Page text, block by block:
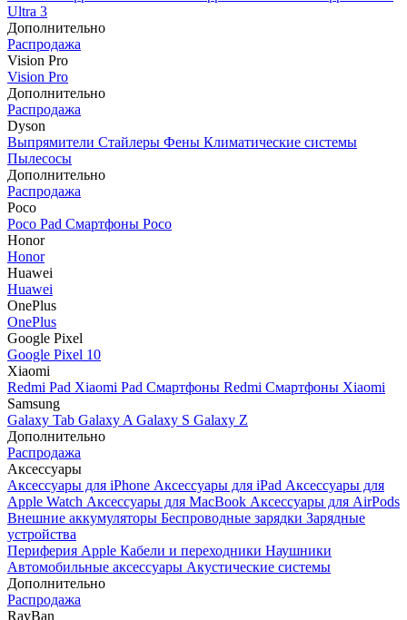
Ultra 3
Дополнительно
Распродажа
Vision Pro
Vision Pro
Дополнительно
Распродажа
Dyson
Выпрямители Стайлеры Фены Климатические системы
Пылесосы
Дополнительно
Распродажа
Poco
Poco Pad Смартфоны Poco
Honor
Honor
Huawei
Huawei
OnePlus
OnePlus
Google Pixel
Google Pixel 10
Xiaomi
Redmi Pad Xiaomi Pad Смартфоны Redmi Смартфоны Xiaomi
Samsung
Galaxy Tab Galaxy A Galaxy S Galaxy Z
Дополнительно
Распродажа
Аксессуары
Аксессуары для iPhone Аксессуары для iPad Аксессуары для
Apple Watch Аксессуары для MacBook Аксессуары для AirPods
Внешние аккумуляторы Беспроводные зарядки Зарядные
устройства
Периферия Apple Кабели и переходники Наушники
Автомобильные аксессуары Акустические системы
Дополнительно
Распродажа
RayBan